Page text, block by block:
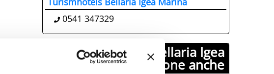
0541 347329
Turismhotels Bellaria Igea
Marina propone anche